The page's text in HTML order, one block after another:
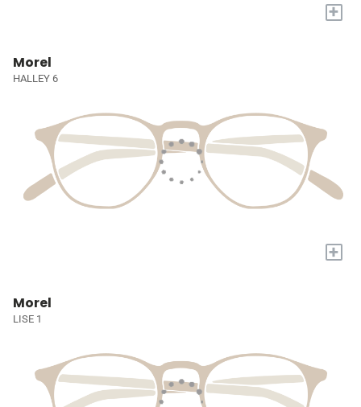
+
Morel
HALLEY 6
+
Morel
LISE 1